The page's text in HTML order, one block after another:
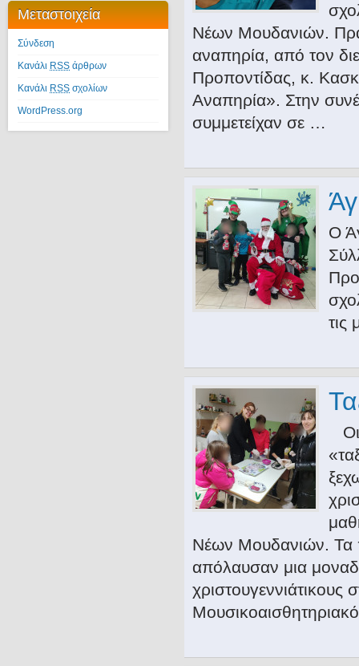
Μεταστοιχεία
Σύνδεση
Κανάλι RSS άρθρων
Κανάλι RSS σχολίων
WordPress.org
Νέων Μουδανιών.
αναπηρία, από τον
Προποντίδας, κ.
Αναπηρία». Στην
συμμετείχαν σε …
Ο
τις
Οι
Νέων Μουδανιών. Τα
απόλαυσαν μια